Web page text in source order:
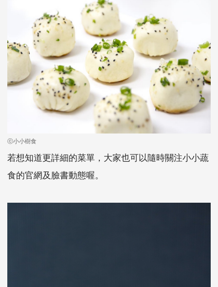
ⓒ小小樹食
若想知道更詳細的菜單，大家也可以隨時關注小小蔬
食的官網及臉書動態喔。